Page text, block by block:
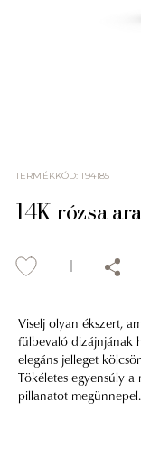
TERMÉKKÓD:194185
14K rózsa
Viselj olyan ékszert,
fülbevaló dizájnjának
elegáns jelleget
Tökéletes egyensúly
pillanatot megünnepel.